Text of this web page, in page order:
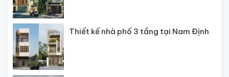
Thiết kế nhà phố 3 tầng tại Nam Định